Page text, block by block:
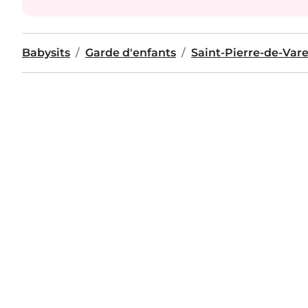
Babysits Garde d'enfants Saint-Pierre-de-